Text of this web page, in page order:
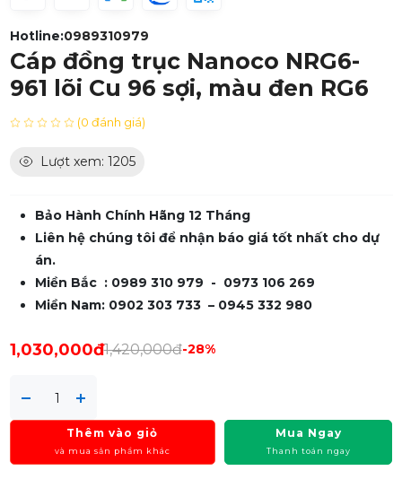
Hotline:0989310979
Cáp đồng trục Nanoco NRG6-
961 lõi Cu 96 sợi, màu đen RG6
(0 đánh giá)
Lượt xem: 1205
Bảo Hành Chính Hãng 12 Tháng
Liên hệ chúng tôi để nhận báo giá tốt nhất cho dự
án.
Miền Bắc : 0989 310 979 - 0973 106 269
Miền Nam: 0902 303 733 – 0945 332 980
1,030,000đ1,420,000đ-28%
Thêm vào giỏ
và mua sản phẩm khác
Mua Ngay
Thanh toán ngay